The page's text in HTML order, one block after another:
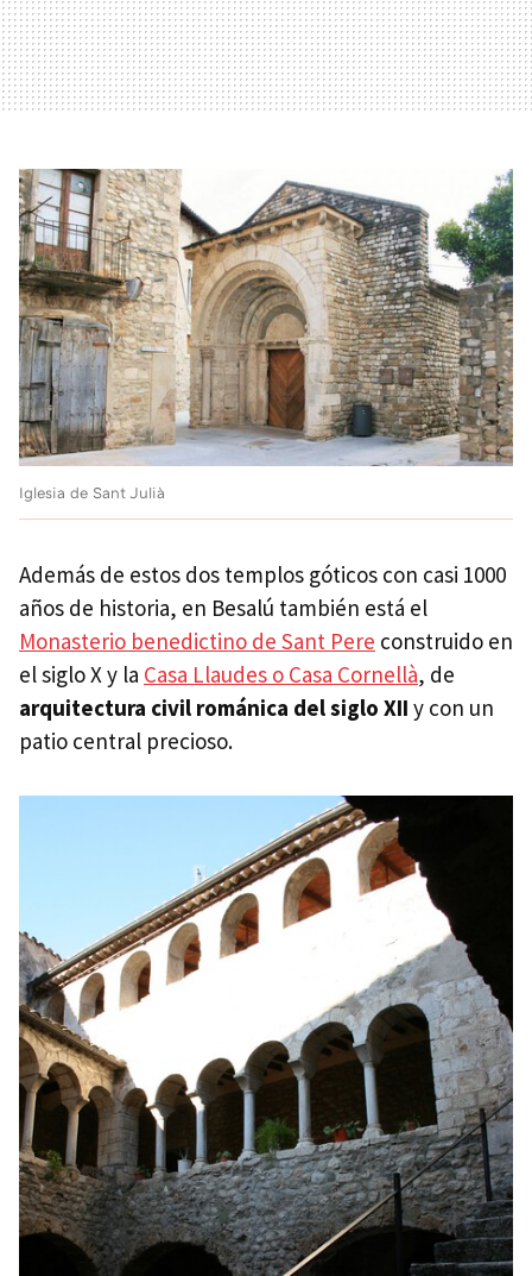
Iglesia de Sant Julià
Además de estos dos templos góticos con casi 1000
años de historia, en Besalú también está el
Monasterio benedictino de Sant Pere construido en
el siglo X y la Casa Llaudes o Casa Cornellà, de
arquitectura civil románica del siglo XII y con un
patio central precioso.